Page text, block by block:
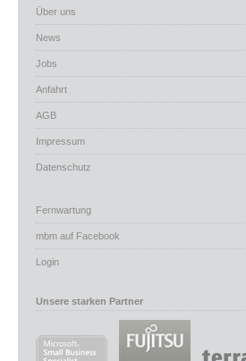
Über uns
News
Jobs
Anfahrt
AGB
Impressum
Datenschutz
Fernwartung
mbm auf Facebook
Login
Unsere starken Partner